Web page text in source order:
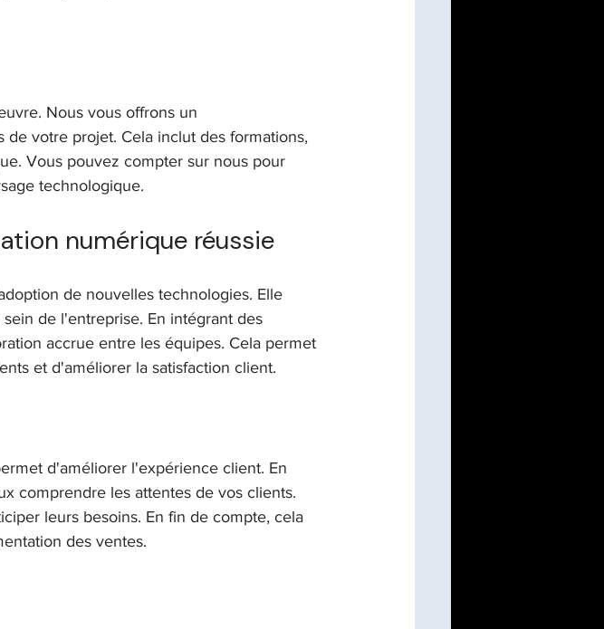
Nous vous offrons un
votre projet. Cela inclut des formations,
Vous pouvez compter sur nous pour
technologique.
numérique réussie
de nouvelles technologies. Elle
de l'entreprise. En intégrant des
accrue entre les équipes. Cela permet
et d'améliorer la satisfaction client.
d'améliorer l'expérience client. En
comprendre les attentes de vos clients.
leurs besoins. En fin de compte, cela
des ventes.